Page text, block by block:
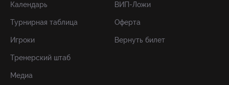
Календарь
Турнирная таблица
Игроки
Тренерский штаб
Медиа
ВИП-Ложи
Оферта
Вернуть билет